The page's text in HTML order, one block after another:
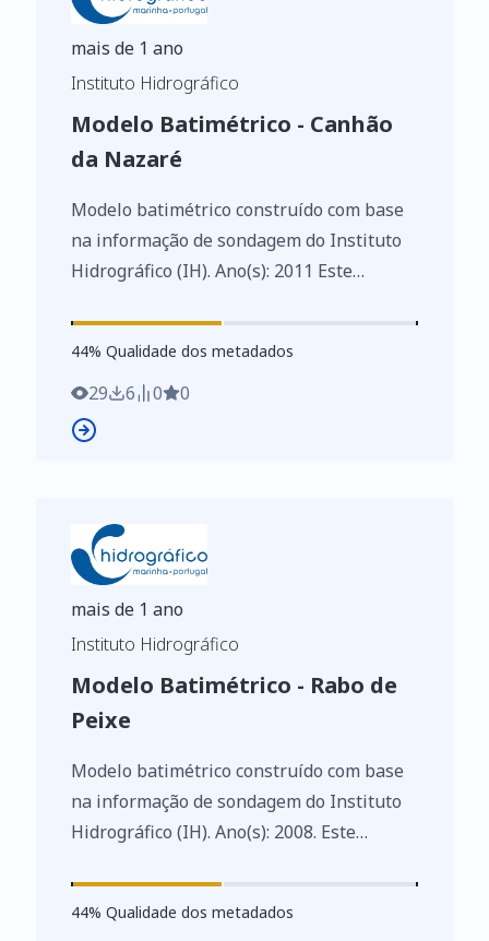
mais de 1 ano
Instituto Hidrográfico
Modelo Batimétrico - Canhão
da Nazaré
Modelo batimétrico construído com base
na informação de sondagem do Instituto
Hidrográfico (IH). Ano(s): 2011 Este
de Dados de Elevado Valor/HVD
identificados de acordo com o
Regulamento de Execução n.º 2023/138 da
Diretiva (UE) 2019/1024, relativa aos
44%
44% Qualidade dos metadados
29 6 0 0
mais de 1 ano
Instituto Hidrográfico
Modelo Batimétrico - Rabo de
Peixe
Modelo batimétrico construído com base
na informação de sondagem do Instituto
Hidrográfico (IH). Ano(s): 2008. Este
de Dados de Elevado Valor/HVD
identificados de acordo com o
44%
44% Qualidade dos metadados